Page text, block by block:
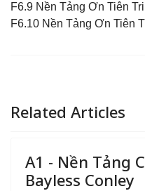
F6.9 Nền Tảng Ơn Tiên Tri
F6.10 Nền Tảng Ơn Tiên
Related Articles
A1 - Nền Tảng
Bayless Conley